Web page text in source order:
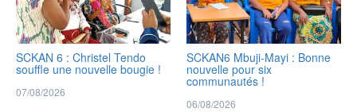
SCKAN 6 : Christel Tendo
souffle une nouvelle bougie !
07/08/2026
SCKAN6 Mbuji-Mayi : Bonne
nouvelle pour six
communautés !
06/08/2026